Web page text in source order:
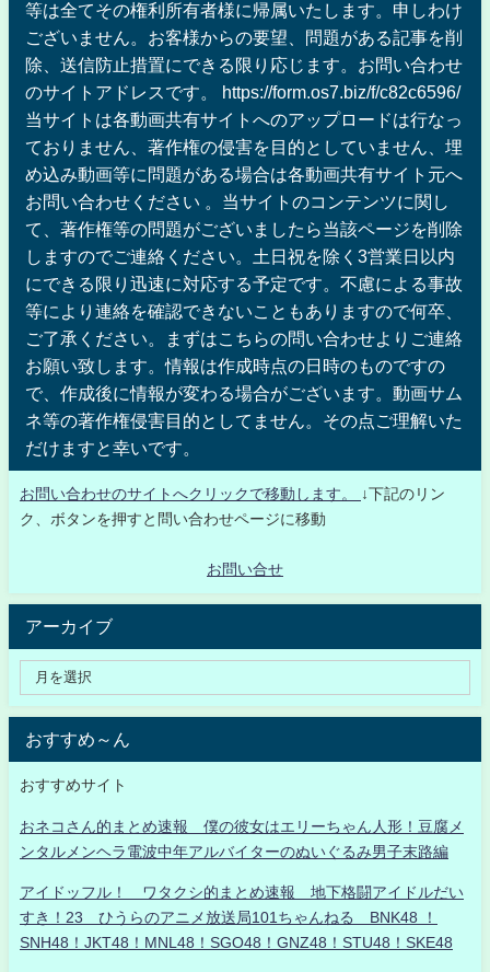
等は全てその権利所有者様に帰属いたします。申しわけ
ございません。お客様からの要望、問題がある記事を削
除、送信防止措置にできる限り応じます。お問い合わせ
のサイトアドレスです。 https://form.os7.biz/f/c82c6596/
当サイトは各動画共有サイトへのアップロードは行なっ
ておりません、著作権の侵害を目的としていません、埋
め込み動画等に問題がある場合は各動画共有サイト元へ
お問い合わせください 。当サイトのコンテンツに関し
て、著作権等の問題がございましたら当該ページを削除
しますのでご連絡ください。土日祝を除く3営業日以内
にできる限り迅速に対応する予定です。不慮による事故
等により連絡を確認できないこともありますので何卒、
ご了承ください。まずはこちらの問い合わせよりご連絡
お願い致します。情報は作成時点の日時のものですの
で、作成後に情報が変わる場合がございます。動画サム
ネ等の著作権侵害目的としてません。その点ご理解いた
だけますと幸いです。
お問い合わせのサイトへクリックで移動します。
↓下記のリン
ク、ボタンを押すと問い合わせページに移動
お問い合せ
アーカイブ
おすすめ～ん
おすすめサイト
おネコさん的まとめ速報 僕の彼女はエリーちゃん人形！豆腐メ
ンタルメンヘラ電波中年アルバイターのぬいぐるみ男子末路編
アイドッフル！ ワタクシ的まとめ速報 地下格闘アイドルだい
すき！23 ひうらのアニメ放送局101ちゃんねる BNK48 ！
SNH48！JKT48！MNL48！SGO48！GNZ48！STU48！SKE48